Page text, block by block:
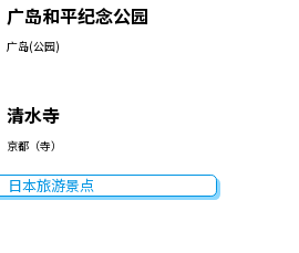
广岛和平纪念公园
广岛(公园)
清水寺
京都（寺）
日本旅游景点